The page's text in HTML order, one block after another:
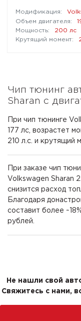
200 лс
Чип тюнинг
Sharan с
При чип тюнинге
177 лс, возрастет
210 л.с. и крутящий
При заказе чип
Volkswagen Sharan
снизится расход
Благодаря
составит более
рублей.
Не нашли свой
Свяжитесь с нами,